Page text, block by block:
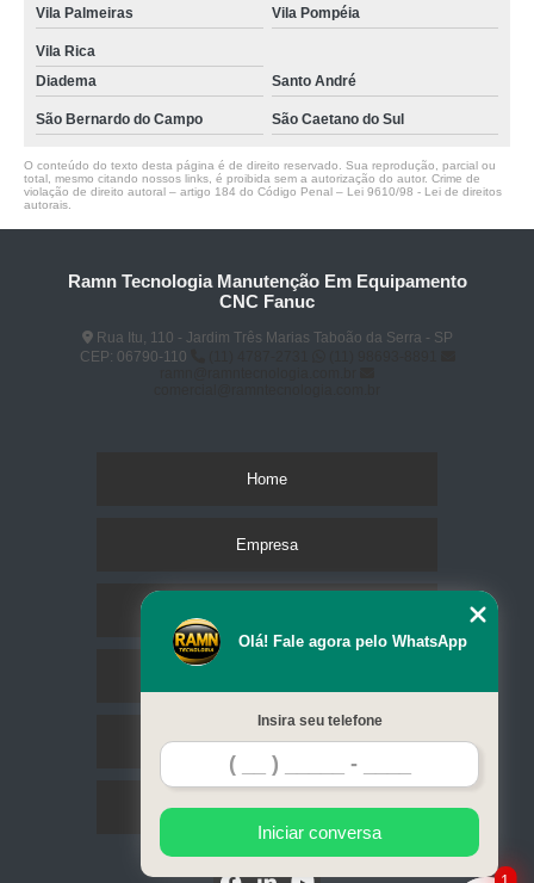
Vila Palmeiras Vila Pompéia
Vila Rica
Diadema
Santo André
São Bernardo do Campo São Caetano do Sul
O conteúdo do texto desta página é de direito reservado. Sua reprodução, parcial ou
total, mesmo citando nossos links, é proibida sem a autorização do autor. Crime de
violação de direito autoral – artigo 184 do Código Penal – Lei 9610/98 - Lei de direitos
autorais
Ramn Tecnologia Manutenção Em Equipamento
CNC Fanuc
Rua Itu, 110 - Jardim Três Marias Taboão da Serra - SP
CEP: 06790-110
Home
Empresa
Contato
Mapa do site
Olá! Fale agora pelo WhatsApp
Insira seu telefone
Iniciar conversa